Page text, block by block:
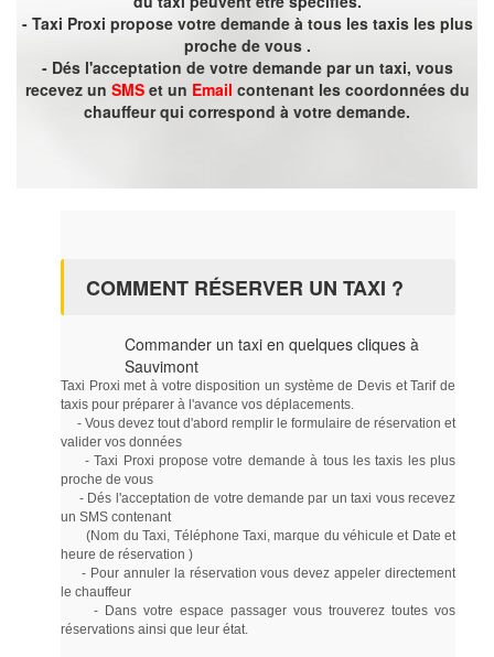
- Taxi Proxi propose votre demande à tous les taxis les plus
proche de vous .
- Dés l'acceptation de votre demande par un taxi, vous
recevez un SMSet un Email contenant les coordonnées du
chauffeur qui correspond à votre demande.
COMMENT RÉSERVER UN TAXI ?
Commander un taxi en quelques cliques à
Sauvimont
Taxi Proxi met à votre disposition un système de Devis et Tarif de
taxis pour préparer à l'avance vos déplacements.
- Vous devez tout d'abord remplir le formulaire de réservation et
valider vos données
- Taxi Proxi propose votre demande à tous les taxis les plus
proche de vous
- Dés l'acceptation de votre demande par un taxi vous recevez
un SMS contenant
(Nom du Taxi, Téléphone Taxi, marque du véhicule et Date et
heure de réservation )
- Pour annuler la réservation vous devez appeler directement
le chauffeur
- Dans votre espace passager vous trouverez toutes vos
réservations ainsi que leur état.